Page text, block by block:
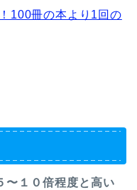
100冊の本より1回の
〜１０倍程度と高い